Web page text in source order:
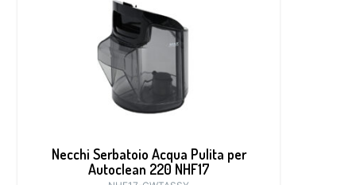
Necchi Serbatoio Acqua Pulita per
Autoclean 220 NHF17